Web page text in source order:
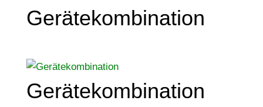
Gerätekombination
Gerätekombination